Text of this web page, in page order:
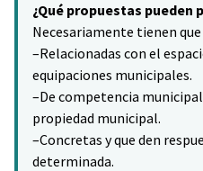
−
¿Qué propuestas pueden
Necesariamente tienen
–Relacionadas con el
equipaciones municipales.
–De competencia
propiedad municipal.
–Concretas y que den
determinada.